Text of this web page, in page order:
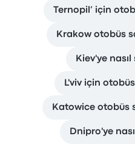
Ternopil’ için
Krakow otobüs
Kiev'ye
L'viv için
Katowice otobüs
Dnipro'ye